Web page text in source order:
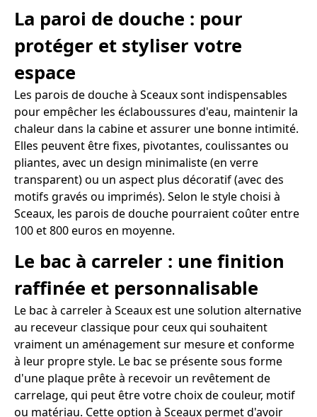
La paroi de douche : pour
protéger et styliser votre
espace
Les parois de douche à Sceaux sont indispensables
pour empêcher les éclaboussures d'eau, maintenir la
chaleur dans la cabine et assurer une bonne intimité.
Elles peuvent être fixes, pivotantes, coulissantes ou
pliantes, avec un design minimaliste (en verre
transparent) ou un aspect plus décoratif (avec des
motifs gravés ou imprimés). Selon le style choisi à
Sceaux, les parois de douche pourraient coûter entre
100 et 800 euros en moyenne.
Le bac à carreler : une finition
raffinée et personnalisable
Le bac à carreler à Sceaux est une solution alternative
au receveur classique pour ceux qui souhaitent
vraiment un aménagement sur mesure et conforme
à leur propre style. Le bac se présente sous forme
d'une plaque prête à recevoir un revêtement de
carrelage, qui peut être votre choix de couleur, motif
ou matériau. Cette option à Sceaux permet d'avoir